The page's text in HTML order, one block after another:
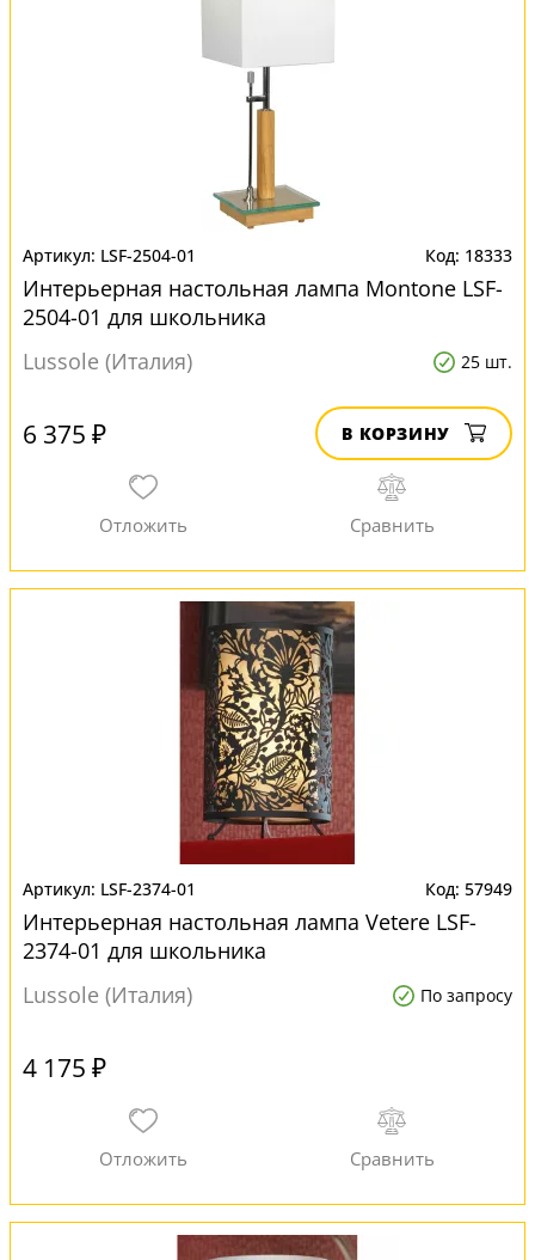
LSF-2504-01 18333
Интерьерная настольная лампа Montone LSF-
2504-01 для школьника
Lussole (Италия)
25 шт.
6 375 ₽ В КОРЗИНУ
LSF-2374-01 57949
Интерьерная настольная лампа Vetere LSF-
2374-01 для школьника
Lussole (Италия)
По запросу
4 175 ₽